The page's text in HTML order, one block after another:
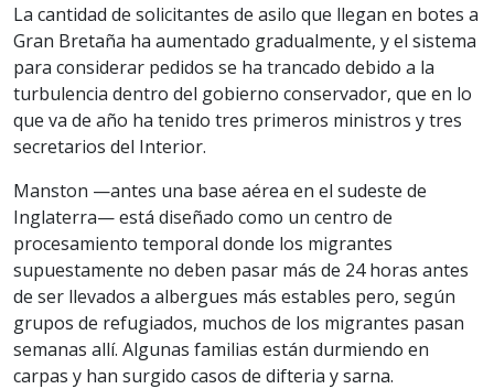
La cantidad de solicitantes de asilo que llegan en botes a
Gran Bretaña ha aumentado gradualmente, y el sistema
para considerar pedidos se ha trancado debido a la
turbulencia dentro del gobierno conservador, que en lo
que va de año ha tenido tres primeros ministros y tres
secretarios del Interior.
Manston —antes una base aérea en el sudeste de
Inglaterra— está diseñado como un centro de
procesamiento temporal donde los migrantes
supuestamente no deben pasar más de 24 horas antes
de ser llevados a albergues más estables pero, según
grupos de refugiados, muchos de los migrantes pasan
semanas allí. Algunas familias están durmiendo en
carpas y han surgido casos de difteria y sarna.